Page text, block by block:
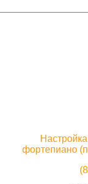
фортепиано